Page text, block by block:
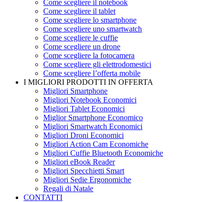
Come scegliere il notebook
Come scegliere il tablet
Come scegliere lo smartphone
Come scegliere uno smartwatch
Come scegliere le cuffie
Come scegliere un drone
Come scegliere la fotocamera
Come scegliere gli elettrodomestici
Come scegliere l’offerta mobile
I MIGLIORI PRODOTTI IN OFFERTA
Migliori Smartphone
Migliori Notebook Economici
Migliori Tablet Economici
Miglior Smartphone Economico
Migliori Smartwatch Economici
Migliori Droni Economici
Migliori Action Cam Economiche
Migliori Cuffie Bluetooth Economiche
Migliori eBook Reader
Migliori Specchietti Smart
Migliori Sedie Ergonomiche
Regali di Natale
CONTATTI